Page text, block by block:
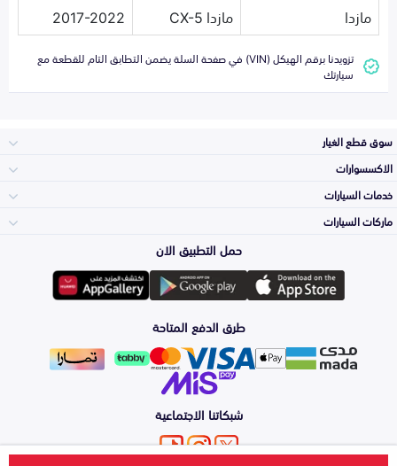
مازدا
مازدا CX-5 2017-2022
تزويدنا برقم الهيكل (VIN) في صفحة السلة يضمن التطابق التام للقطعة مع
سيارتك
سوق قطع الغيار
المكائن، القيرات
وملحقاتها
الشمعات
والاصطبات (الاضاءة)
الفرامل والأقمشة
الاكسسوارات
لوازم الرحلات
اكسسوارات العناية
الزيوت و السوائل
خدمات السيارات
الأكثر مبيعاً
التلميع والعناية
اصلاح الطلاء
ماركات السيارات
تويوتا
هيونداي
كيا
حمل التطبيق الان
طرق الدفع المتاحة
شبكاتنا الاجتماعية